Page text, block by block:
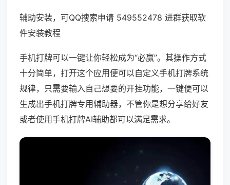
辅助安装，可QQ搜索申请 549552478 进群获取软
件安装教程
手机打牌可以一键让你轻松成为“必赢”。其操作方式
十分简单，打开这个应用便可以自定义手机打牌系统
规律，只需要输入自己想要的开挂功能，一键便可以
生成出手机打牌专用辅助器，不管你是想分享给好友
或者使用手机打牌AI辅助都可以满足需求。